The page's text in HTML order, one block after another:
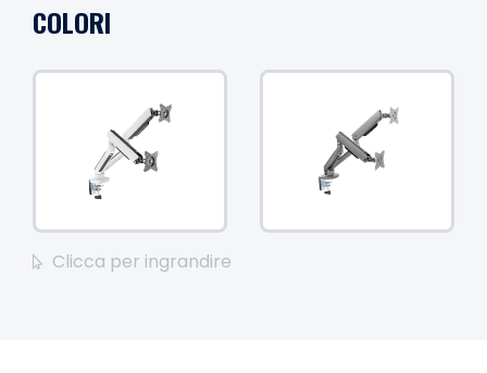
COLORI
Clicca per ingrandire